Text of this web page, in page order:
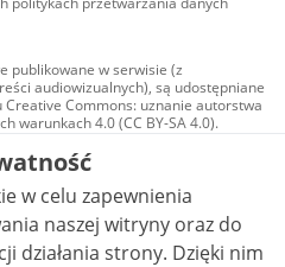
publikowane w serwisie (z
audiowizualnych), są udostępniane
Creative Commons: uznanie autorstwa
warunkach 4.0 (CC BY-SA 4.0).
w tym zdjęcia, materiały
udostępniane na licencji typu
uznanie autorstwa użycie
bez utworów zależnych 4.0 (CC BY-
nie jest to stwierdzone inaczej.
w celu zapewnienia
naszej witryny oraz do
strony. Dzięki nim